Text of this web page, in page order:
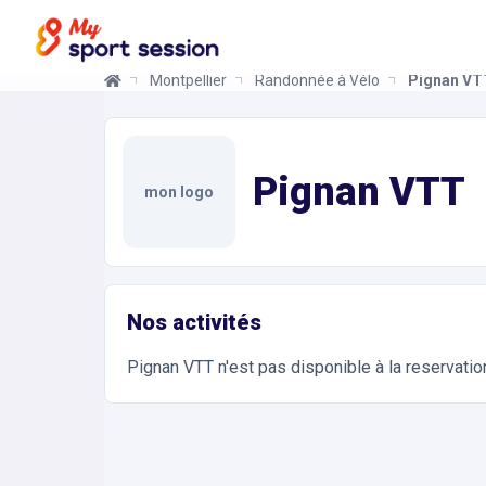
Montpellier Randonnée à Vélo Pignan
mon logo Pignan VTT
Nos activités
Pignan VTT n'est pas disponible à la